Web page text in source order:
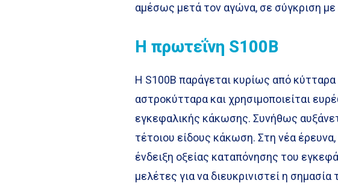
αμέσως μετά τον αγώνα, σε σύγκριση
Η πρωτεΐνη S100B
Η S100B παράγεται κυρίως από
αστροκύτταρα και χρησιμοποιείται
εγκεφαλικής κάκωσης. Συνήθως
τέτοιου είδους κάκωση. Στη νέα
ένδειξη οξείας καταπόνησης του
μελέτες για να διευκρινιστεί η σημασία